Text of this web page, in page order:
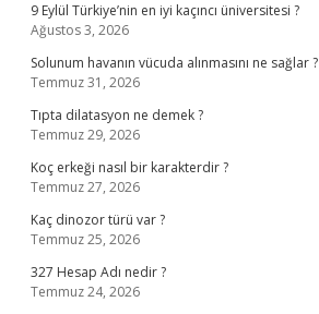
9 Eylül Türkiye’nin en iyi kaçıncı üniversitesi ?
Ağustos 3, 2026
Solunum havanın vücuda alınmasını ne sağlar ?
Temmuz 31, 2026
Tıpta dilatasyon ne demek ?
Temmuz 29, 2026
Koç erkeği nasıl bir karakterdir ?
Temmuz 27, 2026
Kaç dinozor türü var ?
Temmuz 25, 2026
327 Hesap Adı nedir ?
Temmuz 24, 2026